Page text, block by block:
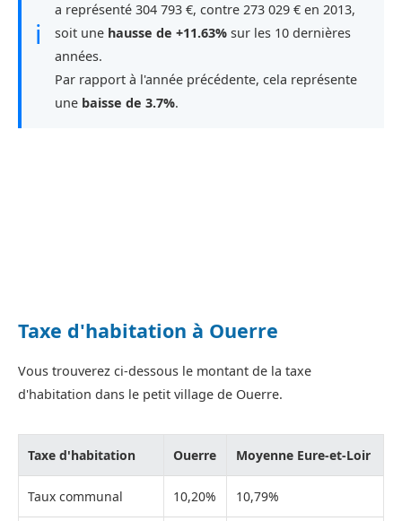
ℹ
a représenté 304 793 €, contre 273 029 € en 2013,
soit une hausse de +11.63% sur les 10 dernières
années.
Par rapport à l'année précédente, cela représente
une baisse de 3.7%.
Taxe d'habitation à Ouerre
Vous trouverez ci-dessous le montant de la taxe
d'habitation dans le petit village de Ouerre.
Taxe d'habitation Ouerre Moyenne Eure-et-Loir
Taux communal 10,20% 10,79%